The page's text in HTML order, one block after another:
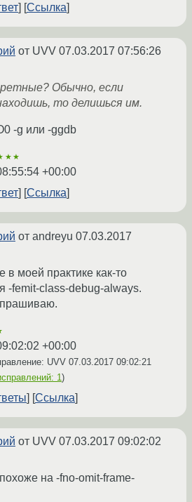
Ссылка
от UVV 07.03.2017 07:56:26
Обычно, если
то делишься им.
-g или -ggdb
+00:00
Ссылка
от andreyu 07.03.2017
в моей практике как-то
-femit-class-debug-always.
+00:00
UVV 07.03.2017 09:02:21
1)
Ссылка
от UVV 07.03.2017 09:02:02
на -fno-omit-frame-